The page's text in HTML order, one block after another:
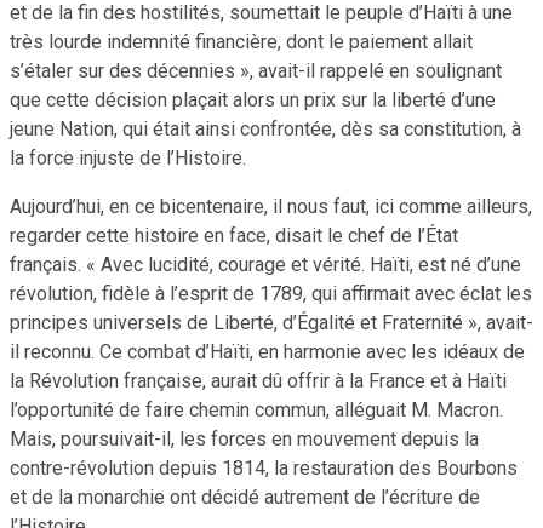
et de la fin des hostilités, soumettait le peuple d’Haïti à une
très lourde indemnité financière, dont le paiement allait
s’étaler sur des décennies », avait-il rappelé en soulignant
que cette décision plaçait alors un prix sur la liberté d’une
jeune Nation, qui était ainsi confrontée, dès sa constitution, à
la force injuste de l’Histoire.
Aujourd’hui, en ce bicentenaire, il nous faut, ici comme ailleurs,
regarder cette histoire en face, disait le chef de l’État
français. « Avec lucidité, courage et vérité. Haïti, est né d’une
révolution, fidèle à l’esprit de 1789, qui affirmait avec éclat les
principes universels de Liberté, d’Égalité et Fraternité », avait-
il reconnu. Ce combat d’Haïti, en harmonie avec les idéaux de
la Révolution française, aurait dû offrir à la France et à Haïti
l’opportunité de faire chemin commun, alléguait M. Macron.
Mais, poursuivait-il, les forces en mouvement depuis la
contre-révolution depuis 1814, la restauration des Bourbons
et de la monarchie ont décidé autrement de l’écriture de